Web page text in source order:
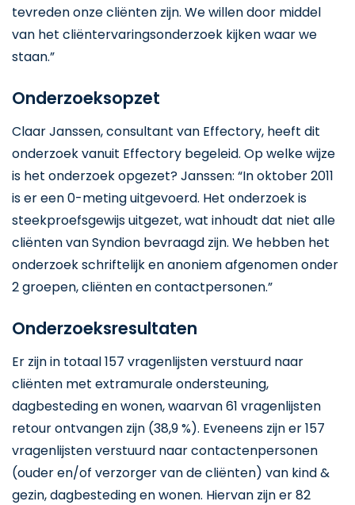
tevreden onze cliënten zijn. We willen door middel
van het cliëntervaringsonderzoek kijken waar we
staan.”
Onderzoeksopzet
Claar Janssen, consultant van Effectory, heeft dit
onderzoek vanuit Effectory begeleid. Op welke wijze
is het onderzoek opgezet? Janssen: “In oktober 2011
is er een 0-meting uitgevoerd. Het onderzoek is
steekproefsgewijs uitgezet, wat inhoudt dat niet alle
cliënten van Syndion bevraagd zijn. We hebben het
onderzoek schriftelijk en anoniem afgenomen onder
2 groepen, cliënten en contactpersonen.”
Onderzoeksresultaten
Er zijn in totaal 157 vragenlijsten verstuurd naar
cliënten met extramurale ondersteuning,
dagbesteding en wonen, waarvan 61 vragenlijsten
retour ontvangen zijn (38,9 %). Eveneens zijn er 157
vragenlijsten verstuurd naar contactenpersonen
(ouder en/of verzorger van de cliënten) van kind &
gezin, dagbesteding en wonen. Hiervan zijn er 82